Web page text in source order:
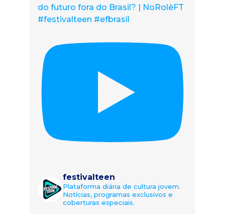
do futuro fora do Brasil? | NoRolêFT
#festivalteen #efbrasil
festivalteen
Plataforma diária de cultura jovem.
Notícias, programas exclusivos e
coberturas especiais.